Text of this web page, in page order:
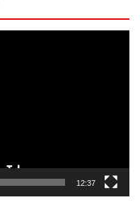
e
12:37